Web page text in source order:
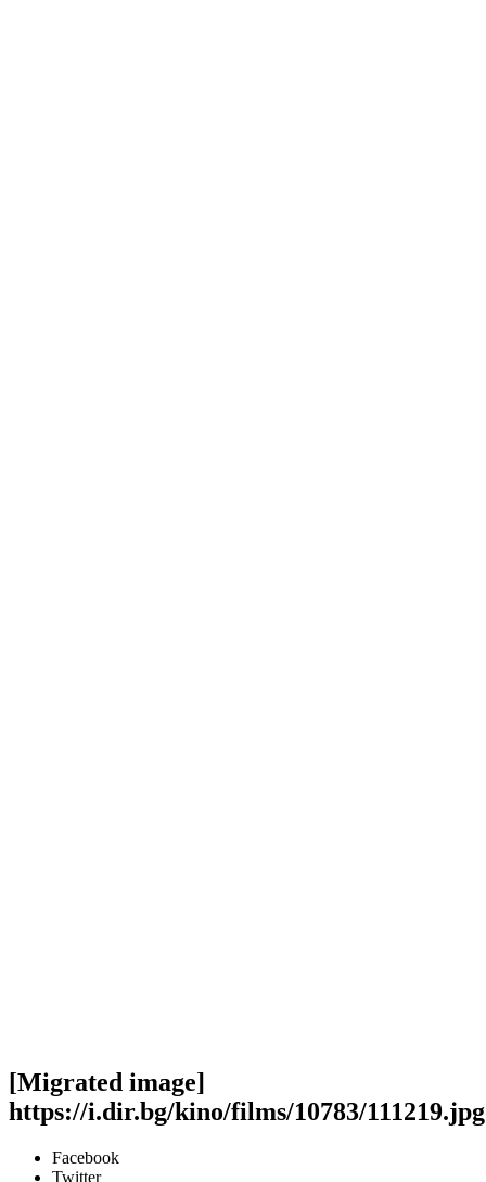
[Migrated image]
https://i.dir.bg/kino/films/10783/111219.jpg
Facebook
Twitter